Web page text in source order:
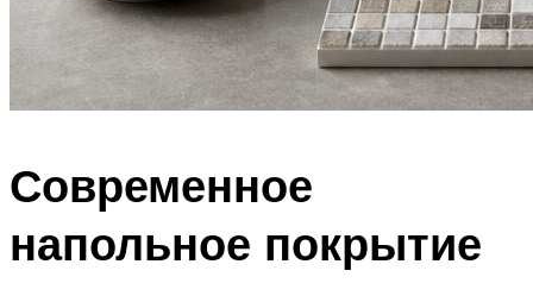
Современное
напольное покрытие